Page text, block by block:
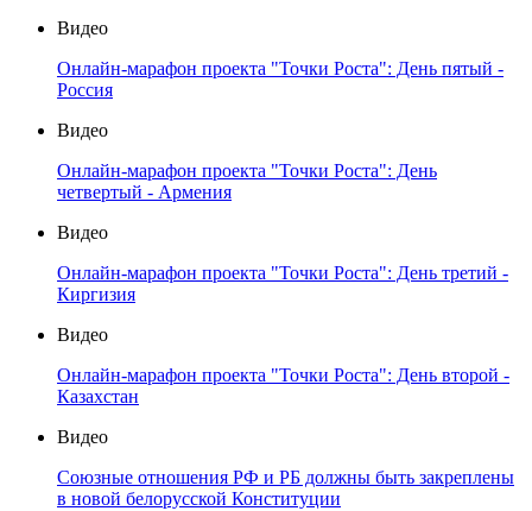
Видео
Онлайн-марафон проекта "Точки Роста": День пятый -
Россия
Видео
Онлайн-марафон проекта "Точки Роста": День
четвертый - Армения
Видео
Онлайн-марафон проекта "Точки Роста": День третий -
Киргизия
Видео
Онлайн-марафон проекта "Точки Роста": День второй -
Казахстан
Видео
Союзные отношения РФ и РБ должны быть закреплены
в новой белорусской Конституции